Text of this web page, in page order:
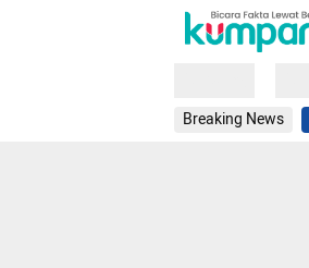
Breaking News